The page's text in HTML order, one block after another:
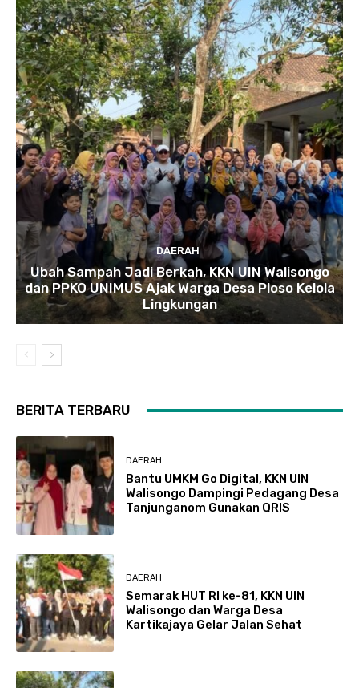
DAERAH
Ubah Sampah Jadi Berkah, KKN UIN Walisongo
dan PPKO UNIMUS Ajak Warga Desa Ploso Kelola
Lingkungan
BERITA TERBARU
DAERAH
Bantu UMKM Go Digital, KKN UIN
Walisongo Dampingi Pedagang Desa
Tanjunganom Gunakan QRIS
DAERAH
Semarak HUT RI ke-81, KKN UIN
Walisongo dan Warga Desa
Kartikajaya Gelar Jalan Sehat